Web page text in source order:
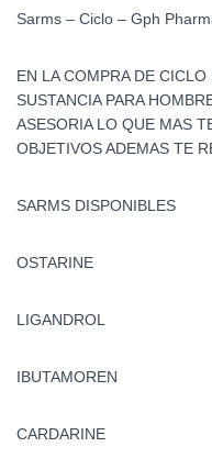
Sarms – Ciclo – Gph
EN LA COMPRA DE
SUSTANCIA PARA
ASESORIA LO QUE MAS
OBJETIVOS ADEMAS TE
SARMS DISPONIBLES
OSTARINE
LIGANDROL
IBUTAMOREN
CARDARINE